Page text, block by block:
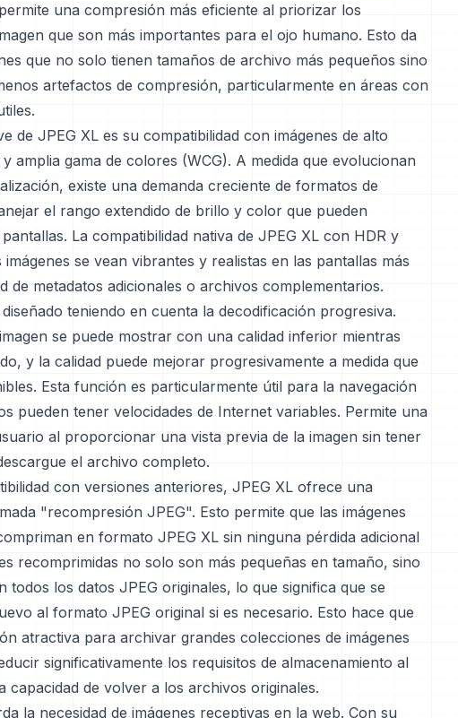
una compresión más eficiente al priorizar los
que son más importantes para el ojo humano. Esto da
que no solo tienen tamaños de archivo más pequeños sino
artefactos de compresión, particularmente en áreas con
de JPEG XL es su compatibilidad con imágenes de alto
amplia gama de colores (WCG). A medida que evolucionan
existe una demanda creciente de formatos de
el rango extendido de brillo y color que pueden
La compatibilidad nativa de JPEG XL con HDR y
imágenes se vean vibrantes y realistas en las pantallas más
de metadatos adicionales o archivos complementarios.
teniendo en cuenta la decodificación progresiva.
se puede mostrar con una calidad inferior mientras
y la calidad puede mejorar progresivamente a medida que
Esta función es particularmente útil para la navegación
pueden tener velocidades de Internet variables. Permite una
al proporcionar una vista previa de la imagen sin tener
el archivo completo.
con versiones anteriores, JPEG XL ofrece una
"recompresión JPEG". Esto permite que las imágenes
en formato JPEG XL sin ninguna pérdida adicional
recomprimidas no solo son más pequeñas en tamaño, sino
todos los datos JPEG originales, lo que significa que se
al formato JPEG original si es necesario. Esto hace que
atractiva para archivar grandes colecciones de imágenes
significativamente los requisitos de almacenamiento al
capacidad de volver a los archivos originales.
la necesidad de imágenes receptivas en la web. Con su